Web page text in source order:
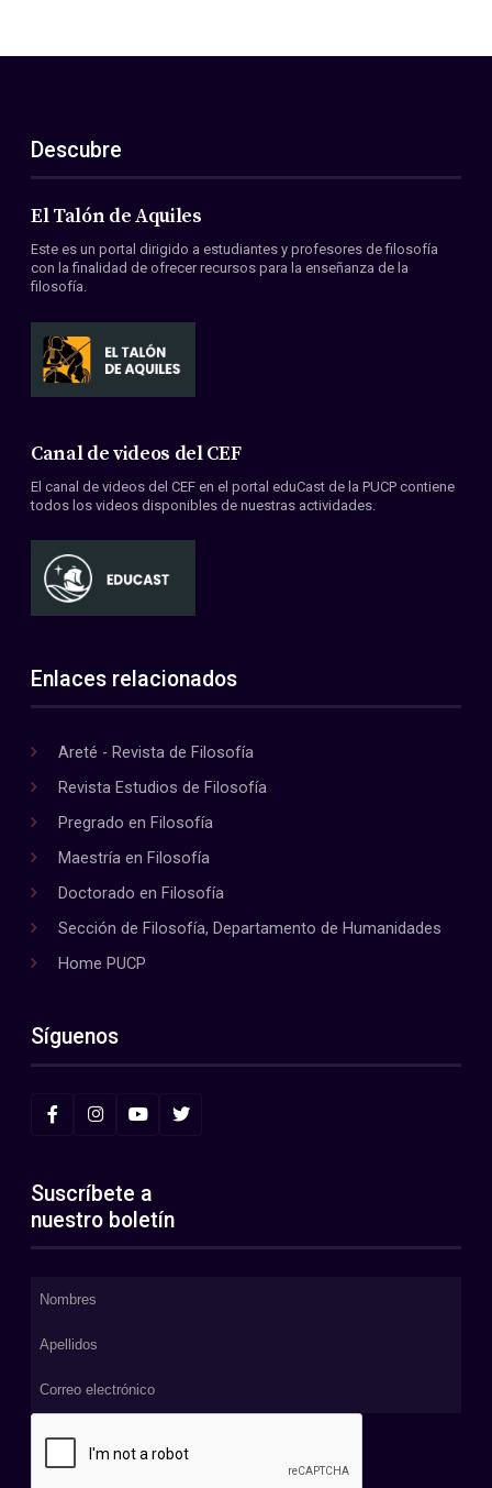
Descubre
El Talón de Aquiles
Este es un portal dirigido a estudiantes y profesores de filosofía
con la finalidad de ofrecer recursos para la enseñanza de la
filosofía.
Canal de videos del CEF
El canal de videos del CEF en el portal eduCast de la PUCP contiene
todos los videos disponibles de nuestras actividades.
Enlaces relacionados
Areté - Revista de Filosofía
Revista Estudios de Filosofía
Pregrado en Filosofía
Maestría en Filosofía
Doctorado en Filosofía
Sección de Filosofía, Departamento de Humanidades
Home PUCP
Síguenos
Suscríbete a
nuestro boletín